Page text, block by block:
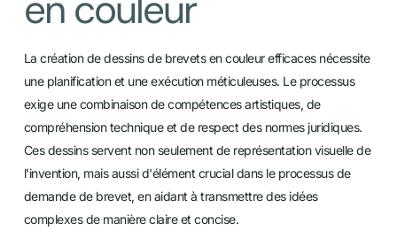
La création de dessins de brevets en couleur efficaces nécessite
une planification et une exécution méticuleuses. Le processus
exige une combinaison de compétences artistiques, de
compréhension technique et de respect des normes juridiques.
Ces dessins servent non seulement de représentation visuelle de
l'invention, mais aussi d'élément crucial dans le processus de
demande de brevet, en aidant à transmettre des idées
complexes de manière claire et concise.